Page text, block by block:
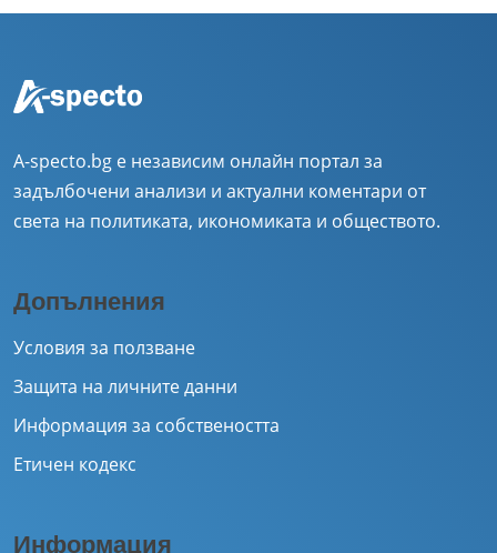
A-specto.bg е независим онлайн портал за
задълбочени анализи и актуални коментари от
света на политиката, икономиката и обществото.
Допълнения
Условия за ползване
Защита на личните данни
Информация за собствеността
Етичен кодекс
Информация